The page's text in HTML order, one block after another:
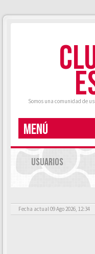
Somos una comunidad de
MENÚ
USUARIOS
Fecha actual 09 Ago 2026, 12:34